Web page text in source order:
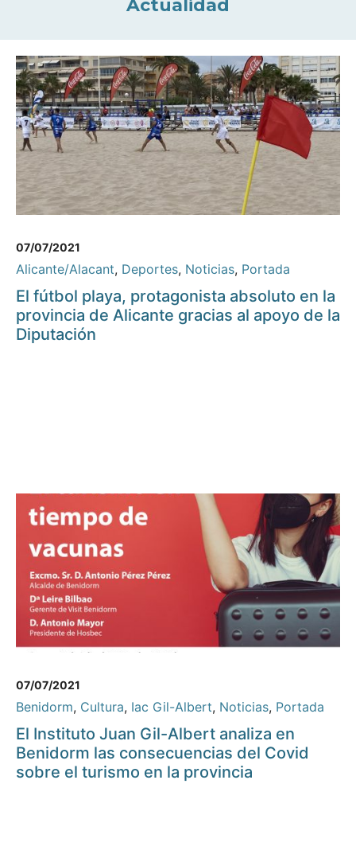
Actualidad
07/07/2021
Alicante/Alacant, Deportes, Noticias, Portada
El fútbol playa, protagonista absoluto en la
provincia de Alicante gracias al apoyo de la
Diputación
07/07/2021
Benidorm, Cultura, Iac Gil-Albert, Noticias, Portada
El Instituto Juan Gil-Albert analiza en
Benidorm las consecuencias del Covid
sobre el turismo en la provincia